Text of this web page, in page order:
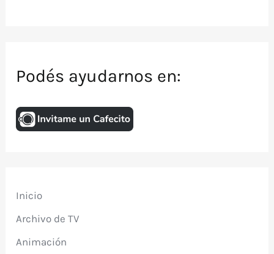
Podés ayudarnos en:
Inicio
Archivo de TV
Animación